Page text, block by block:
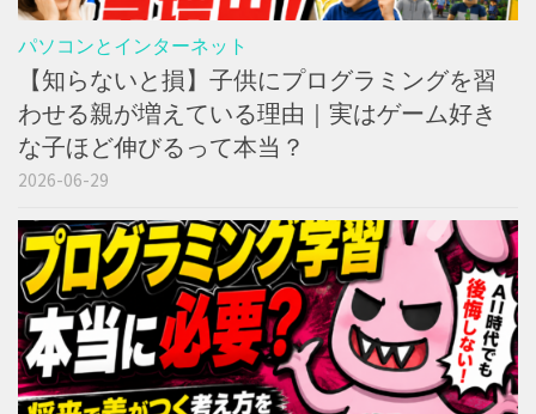
パソコンとインターネット
【知らないと損】子供にプログラミングを習
わせる親が増えている理由｜実はゲーム好き
な子ほど伸びるって本当？
2026-06-29